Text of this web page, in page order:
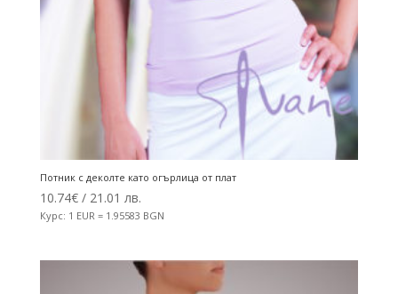
Потник с деколте като огърлица от плат
10.74€/ 21.01 лв.
Курс: 1 EUR = 1.95583 BGN